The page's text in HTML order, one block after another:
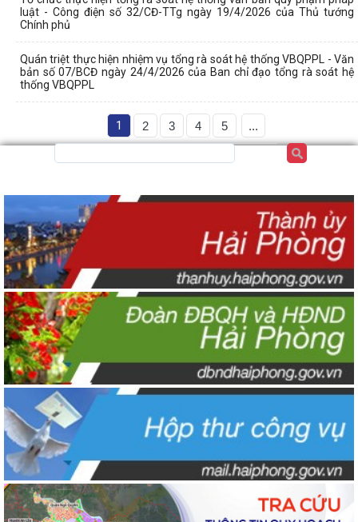
luật - Công điện số 32/CĐ-TTg ngày 19/4/2026 của Thủ tướng
Chính phủ
Quán triệt thực hiện nhiệm vụ tổng rà soát hệ thống VBQPPL - Văn
bản số 07/BCĐ ngày 24/4/2026 của Ban chỉ đạo tổng rà soát hệ
thống VBQPPL
1 2 3 4 5 ...